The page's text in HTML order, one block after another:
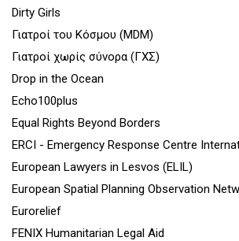
Dirty Girls
Γιατροί του Κόσμου (MDM)
Γιατροί χωρίς σύνορα (ΓΧΣ)
Drop in the Ocean
Echo100plus
Equal Rights Beyond Borders
ERCI - Emergency Response Centre
European Lawyers in Lesvos (ELIL)
European Spatial Planning Observation
Eurorelief
FENIX Humanitarian Legal Aid